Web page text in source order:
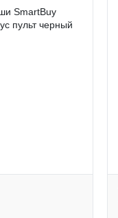
SmartBuy
пульт черный